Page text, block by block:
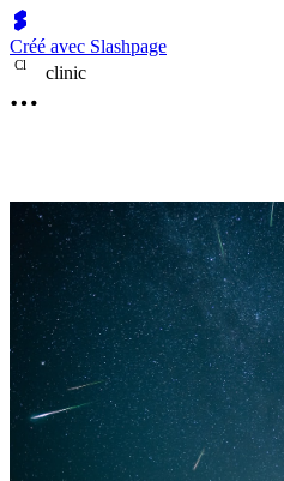
Créé avec Slashpage
Cl clinic